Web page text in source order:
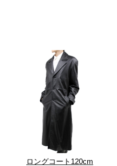
ロングコート120cm